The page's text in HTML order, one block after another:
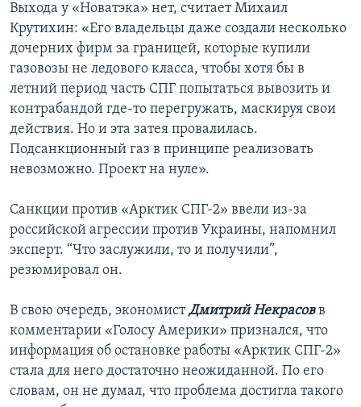
Выхода у «Новатэка» нет, считает Михаил
Крутихин: «Его владельцы даже создали несколько
дочерних фирм за границей, которые купили
газовозы не ледового класса, чтобы хотя бы в
летний период часть СПГ попытаться вывозить и
контрабандой где-то перегружать, маскируя свои
действия. Но и эта затея провалилась.
Подсанкционный газ в принципе реализовать
невозможно. Проект на нуле».
Санкции против «Арктик СПГ-2» ввели из-за
российской агрессии против Украины, напомнил
эксперт. “Что заслужили, то и получили”,
резюмировал он.
В свою очередь, экономистДмитрий Некрасовв
комментарии «Голосу Америки» признался, что
информация об остановке работы «Арктик СПГ-2»
стала для него достаточно неожиданной. По его
словам, он не думал, что проблема достигла такого